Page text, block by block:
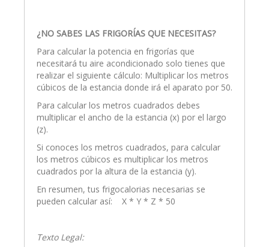
¿NO SABES LAS FRIGORÍAS QUE NECESITAS?
Para calcular la potencia en frigorías que
necesitará tu aire acondicionado solo tienes que
realizar el siguiente cálculo: Multiplicar los metros
cúbicos de la estancia donde irá el aparato por 50.
Para calcular los metros cuadrados debes
multiplicar el ancho de la estancia (x) por el largo
(z).
Si conoces los metros cuadrados, para calcular
los metros cúbicos es multiplicar los metros
cuadrados por la altura de la estancia (y).
En resumen, tus frigocalorias necesarias se
pueden calcular así: X * Y * Z * 50
Texto Legal: